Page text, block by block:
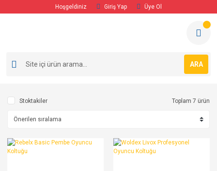
Hoşgeldiniz Giriş Yap Üye Ol
ARA
Stoktakiler Toplam 7 ürün